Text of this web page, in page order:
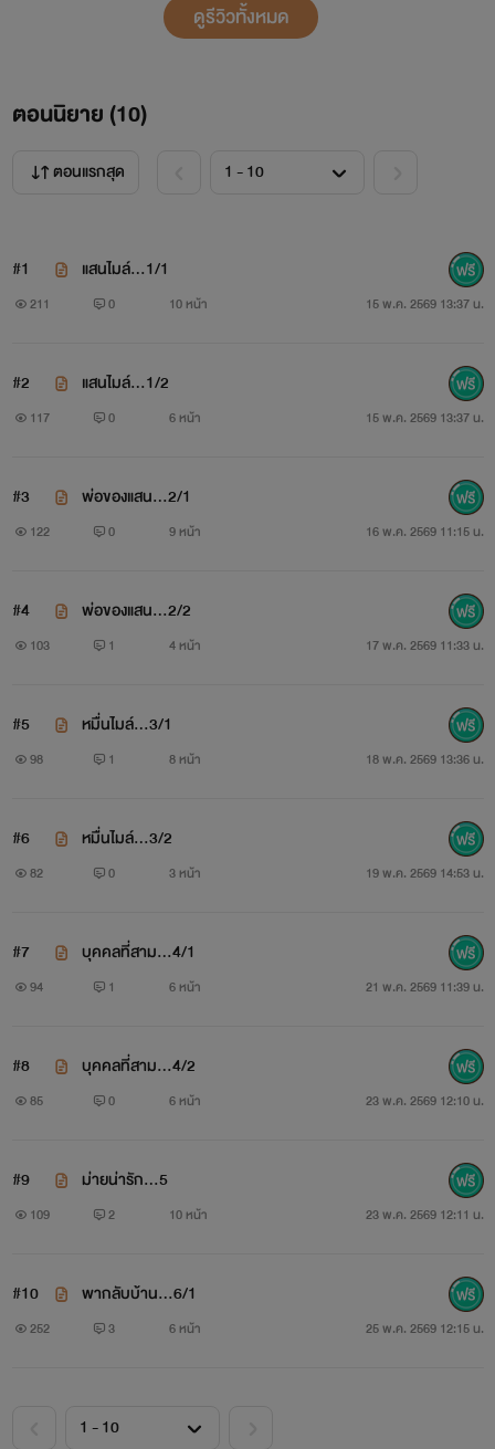
ดูรีวิวทั้งหมด
ตอนนิยาย (10)
ตอนแรกสุด
#1 แสนไมล์...1/1
211 0 10 หน้า 15 พ.ค. 2569 13:37 น.
#2 แสนไมล์...1/2
117 0 6 หน้า 15 พ.ค. 2569 13:37 น.
#3 พ่อของแสน...2/1
122 0 9 หน้า 16 พ.ค. 2569 11:15 น.
#4 พ่อของแสน...2/2
103 1 4 หน้า 17 พ.ค. 2569 11:33 น.
#5 หมื่นไมล์...3/1
98 1 8 หน้า 18 พ.ค. 2569 13:36 น.
#6 หมื่นไมล์...3/2
82 0 3 หน้า 19 พ.ค. 2569 14:53 น.
#7 บุคคลที่สาม...4/1
94 1 6 หน้า 21 พ.ค. 2569 11:39 น.
#8 บุคคลที่สาม…4/2
85 0 6 หน้า 23 พ.ค. 2569 12:10 น.
#9 ม่ายน่ารัก…5
109 2 10 หน้า 23 พ.ค. 2569 12:11 น.
#10 พากลับบ้าน...6/1
252 3 6 หน้า 25 พ.ค. 2569 12:15 น.